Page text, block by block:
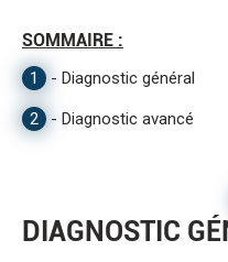
SOMMAIRE :
1 - Diagnostic général
2 - Diagnostic avancé
DIAGNOSTIC